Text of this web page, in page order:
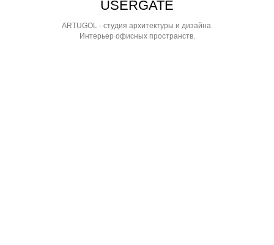
USERGATE
ARTUGOL - студия архитектуры и дизайна.
Интерьер офисных пространств.